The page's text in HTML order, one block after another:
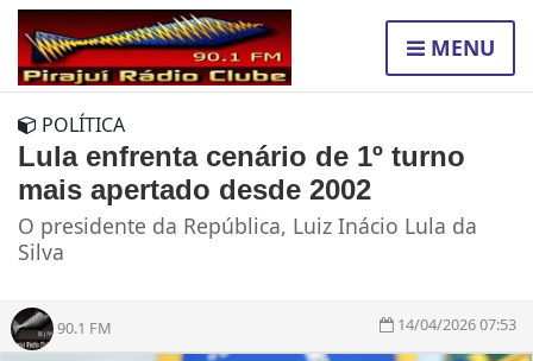
MENU
POLÍTICA
Lula enfrenta cenário de 1º turno
mais apertado desde 2002
O presidente da República, Luiz Inácio Lula da
Silva
90.1 FM 14/04/2026 07:53